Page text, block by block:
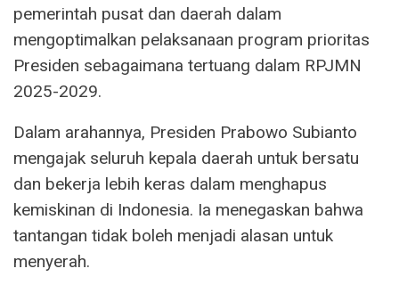
pemerintah pusat dan daerah dalam
mengoptimalkan pelaksanaan program prioritas
Presiden sebagaimana tertuang dalam RPJMN
2025-2029.
Dalam arahannya, Presiden Prabowo Subianto
mengajak seluruh kepala daerah untuk bersatu
dan bekerja lebih keras dalam menghapus
kemiskinan di Indonesia. Ia menegaskan bahwa
tantangan tidak boleh menjadi alasan untuk
menyerah.